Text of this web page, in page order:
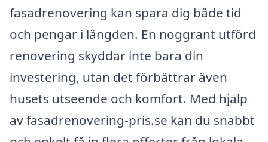
fasadrenovering kan spara dig både tid
och pengar i längden. En noggrant utförd
renovering skyddar inte bara din
investering, utan det förbättrar även
husets utseende och komfort. Med hjälp
av fasadrenovering-pris.se kan du snabbt